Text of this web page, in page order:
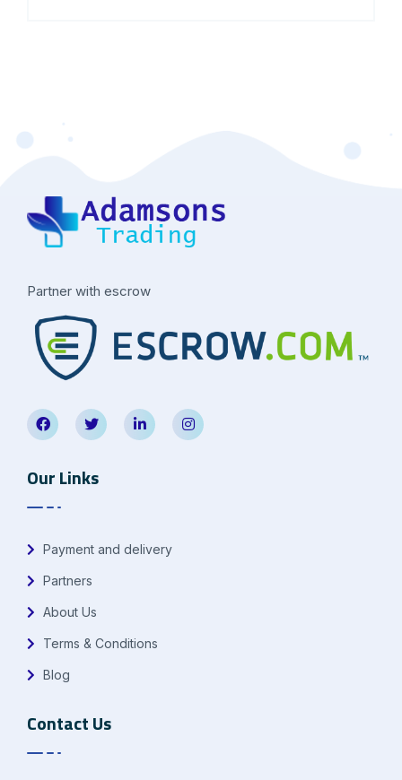
Partner with escrow
Our Links
Payment and delivery
Partners
About Us
Terms & Conditions
Blog
Contact Us